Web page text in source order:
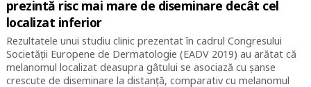
prezintă risc mai mare de diseminare decât cel
localizat inferior
Rezultatele unui studiu clinic prezentat în cadrul Congresului
Societății Europene de Dermatologie (EADV 2019) au arătat că
melanomul localizat deasupra gâtului se asociază cu șanse
crescute de diseminare la distanță, comparativ cu melanomul